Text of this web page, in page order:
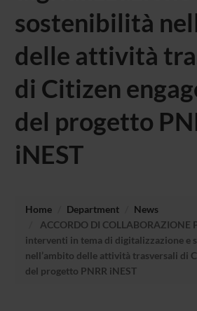
sostenibilità
delle attività
di Citizen
del progetto
iNEST
Home Department
News
ACCORDO DI COLLABORAZIONE
interventi in tema di digitalizzazione e
nell’ambito delle attività trasversali di
del progetto PNRR iNEST